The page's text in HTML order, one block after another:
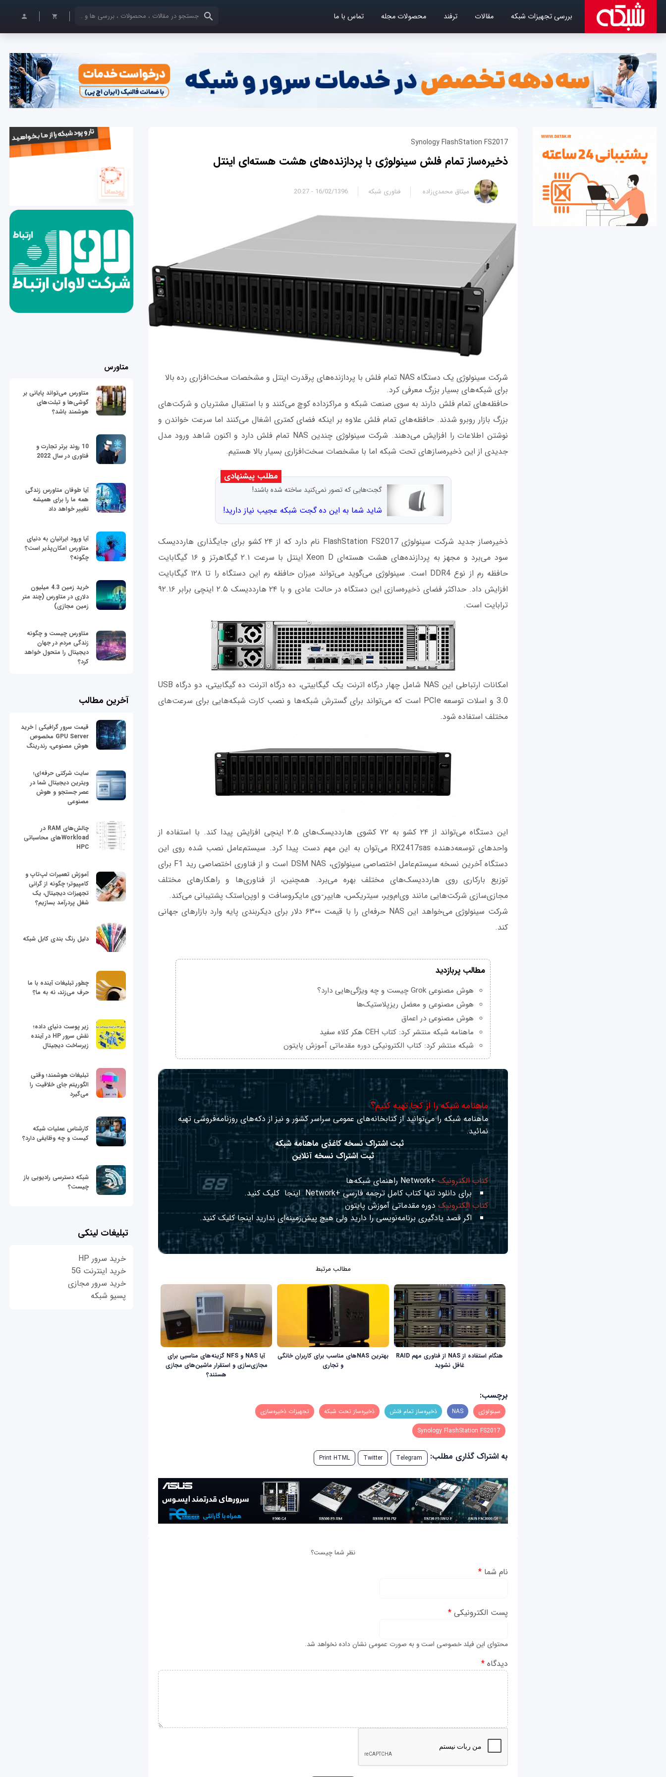
بررسی تجهیزات شبکه مقالات ترفند محصولات مجله تماس با ما کلمات کلیدی خود را وارد کنید
Synology FlashStation FS2017
ذخیره‌ساز تمام فلش سینولوژی با پردازنده‌های هشت هسته‌ای اینتل
16/02/1396 - 20:27 میثاق محمدی‌زاده فناوری شبکه
شرکت سینولوژی یک دستگاه NAS تمام فلش با پردازنده‌های پرقدرت اینتل و مشخصات سخت‌افزاری رده بالا
برای شبکه‌های بسیار بزرگ معرفی کرد.
حافظه‌های تمام فلش دارند به سوی صنعت شبکه و مراکزداده کوچ می‌کنند و با استقبال مشتریان و شرکت‌های
بزرگ بازار روبرو شدند. حافظه‌های تمام فلش علاوه بر اینکه فضای کمتری اشغال می‌کنند اما سرعت خواندن و
نوشتن اطلاعات را افزایش می‌دهند. شرکت سینولوژی چندین NAS تمام فلش دارد و اکنون شاهد ورود مدل
جدیدی از این ذخیره‌سازهای تحت شبکه اما با مشخصات سخت‌افزاری بسیار بالا هستیم.
مطلب پیشنهادی
گجت‌هایی که تصور نمی‌کنید ساخته شده باشند!
شاید شما به این ده گجت شبکه عجیب نیاز دارید!
ذخیره‌ساز جدید شرکت سینولوژی FlashStation FS2017 نام دارد که از ۲۴ کشو برای جایگذاری هارددیسک
سود می‌برد و مجهز به پردازنده‌های هشت هسته‌ای Xeon D اینتل با سرعت ۲.۱ گیگاهرتز و ۱۶ گیگابایت
حافظه رم از نوع DDR4 است. سینولوژی می‌گوید می‌تواند میزان حافظه رم این دستگاه را تا ۱۲۸ گیگابایت
افزایش داد. حداکثر فضای ذخیره‌سازی این دستگاه در حالت عادی و با ۲۴ هارددیسک ۲.۵ اینچی برابر ۹۲.۱۶
ترابایت است.
امکانات ارتباطی این NAS شامل چهار درگاه اترنت یک گیگابیتی، ده درگاه اترنت ده گیگابیتی، دو درگاه USB
3.0 و اسلات توسعه PCIe است که می‌تواند برای گسترش شبکه‌ها و نصب کارت شبکه‌هایی برای سرعت‌های
مختلف استفاده شود.
این دستگاه می‌تواند از ۲۴ کشو به ۷۲ کشوی هارددیسک‌های ۲.۵ اینچی افزایش پیدا کند. با استفاده از
واحدهای توسعه‌دهنده RX2417sas می‌توان به این مهم دست پیدا کرد. سیستم‌عامل نصب شده روی این
دستگاه آخرین نسخه سیستم‌عامل اختصاصی سینولوژی، DSM NAS است و از فناوری اختصاصی رید F1 برای
توزیع بارکاری روی هارددیسک‌های مختلف بهره می‌برد. همچنین، از فناوری‌ها و راهکارهای مختلف
مجازی‌سازی شرکت‌هایی مانند وی‌ام‌ویر، سیتریکس، هایپر-وی مایکروسافت و اوپن‌استک پشتیبانی می‌کند.
شرکت سینولوژی می‌خواهد این NAS حرفه‌ای را با قیمت ۶۳۰۰ دلار برای دیکربندی پایه وارد بازارهای جهانی
کند.
مطالب پربازدید
هوش مصنوعی Grok چیست و چه ویژگی‌هایی دارد؟
هوش مصنوعی و معضل ریزپلاستیک‌ها
هوش مصنوعی در اعماق
ماهنامه شبکه منتشر کرد: کتاب CEH هکر کلاه سفید
شبکه منتشر کرد: کتاب الکترونیکی دوره مقدماتی آموزش پایتون
ماهنامه شبکه را از کجا تهیه کنیم؟
ماهنامه شبکه را می‌توانید از کتابخانه‌های عمومی سراسر کشور و نیز از دکه‌های روزنامه‌فروشی تهیه
نمائید.
ثبت اشتراک نسخه کاغذی ماهنامه شبکه
ثبت اشتراک نسخه آنلاین
کتاب الکترونیک+Network راهنمای شبکه‌ها
برای دانلود تنها کتاب کامل ترجمه فارسی +Network
اینجا کلیک کنید.
کتاب الکترونیک دوره مقدماتی آموزش پایتون
اگر قصد یادگیری برنامه‌نویسی را دارید ولی هیچ پیش‌زمینه‌ای نداریداینجا کلیک کنید.
مطالب مرتبط
هنگام استفاده از NAS از فناوری مهم RAID
غافل نشوید
بهترین NASهای مناسب برای کاربران خانگی
و تجاری
آیا NAS و NFS گزینه‌های مناسبی برای
مجازی‌سازی و استقرار ماشین‌های مجازی
هستند؟
برچسب:
سینولوژی NAS ذخیره‌ساز تمام فلش ذخیره‌ساز تحت شبکه تجهیزات ذخیره‌سازی
Synology FlashStation FS2017
به اشتراک گذاری مطلب: Telegram
Twitter
Print HTML
نظر شما چیست؟
نام شما *
پست الکترونیکی *
محتوای این فیلد خصوصی است و به صورت عمومی نشان داده نخواهد شد.
دیدگاه *
متاورس
متاورس می‌تواند پایانی بر
گوشی‌ها و تبلت‌های
هوشمند باشد؟
10 روند برتر تجارت و
فناوری در سال 2022
آیا طوفان متاورس زندگی
همه ما را برای همیشه
تغییر خواهد داد
آیا ورود ایرانیان به دنیای
متاورس امکان‌پذیر است؟
چگونه؟
خرید زمین 4.3 میلیون
دلاری در متاورس (چند متر
زمین مجازی)
متاورس چیست و چگونه
زندگی مردم در جهان
دیجیتال را متحول خواهد
کرد؟
آخرین مطالب
قیمت سرور گرافیکی | خرید
GPU Server مخصوص
هوش مصنوعی، رندرینگ
سایت شرکتی حرفه‌ای؛
ویترین دیجیتال شما در
عصر جستجو و هوش
مصنوعی
چالش‌های RAM در
Workloadهای محاسباتی
HPC
آموزش تعمیرات لپ‌تاپ و
کامپیوتر؛ چگونه از گرانی
تجهیزات دیجیتال، یک
شغل پردرآمد بسازیم؟
دلیل رنگ بندی کابل شبکه
چطور تبلیغات آینده با ما
حرف می‌زند، نه به ما؟
زیر پوست دنیای داده؛
نقش سرور HP در آینده
زیرساخت دیجیتال
تبلیغات هوشمند؛ وقتی
الگوریتم جای خلاقیت را
می‌گیرد
کارشناس عملیات شبکه
کیست و چه وظایفی دارد؟
شبکه دسترسی رادیویی باز
چیست؟
تبلیغات لینکی
خرید سرور HP
خرید اینترنت 5G
خرید سرور مجازی
پسیو شبکه